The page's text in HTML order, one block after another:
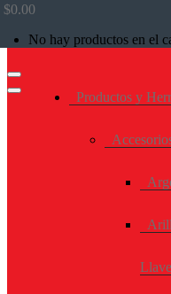
$0.00
No hay productos en el
Productos y